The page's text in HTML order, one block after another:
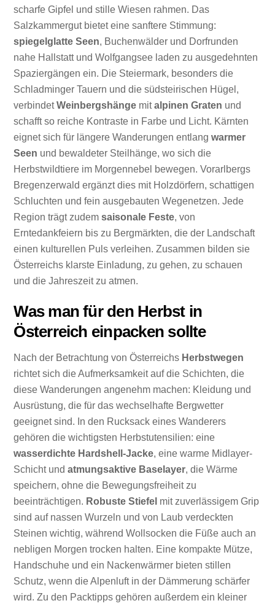
scharfe Gipfel und stille Wiesen rahmen. Das
Salzkammergut bietet eine sanftere Stimmung:
spiegelglatte Seen, Buchenwälder und Dorfrunden
nahe Hallstatt und Wolfgangsee laden zu ausgedehnten
Spaziergängen ein. Die Steiermark, besonders die
Schladminger Tauern und die südsteirischen Hügel,
verbindetWeinbergshänge mitalpinen Graten und
schafft so reiche Kontraste in Farbe und Licht. Kärnten
eignet sich für längere Wanderungen entlangwarmer
Seen und bewaldeter Steilhänge, wo sich die
Herbstwildtiere im Morgennebel bewegen. Vorarlbergs
Bregenzerwald ergänzt dies mit Holzdörfern, schattigen
Schluchten und fein ausgebauten Wegenetzen. Jede
Region trägt zudemsaisonale Feste, von
Erntedankfeiern bis zu Bergmärkten, die der Landschaft
einen kulturellen Puls verleihen. Zusammen bilden sie
Österreichs klarste Einladung, zu gehen, zu schauen
und die Jahreszeit zu atmen.
Was man für den Herbst in
Österreich einpacken sollte
Nach der Betrachtung von Österreichs Herbstwegen
richtet sich die Aufmerksamkeit auf die Schichten, die
diese Wanderungen angenehm machen: Kleidung und
Ausrüstung, die für das wechselhafte Bergwetter
geeignet sind. In den Rucksack eines Wanderers
gehören die wichtigsten Herbstutensilien: eine
wasserdichte Hardshell-Jacke, eine warme Midlayer-
Schicht undatmungsaktive Baselayer, die Wärme
speichern, ohne die Bewegungsfreiheit zu
beeinträchtigen. Robuste Stiefel mit zuverlässigem Grip
sind auf nassen Wurzeln und von Laub verdeckten
Steinen wichtig, während Wollsocken die Füße auch an
nebligen Morgen trocken halten. Eine kompakte Mütze,
Handschuhe und ein Nackenwärmer bieten stillen
Schutz, wenn die Alpenluft in der Dämmerung schärfer
wird. Zu den Packtipps gehören außerdem ein kleiner